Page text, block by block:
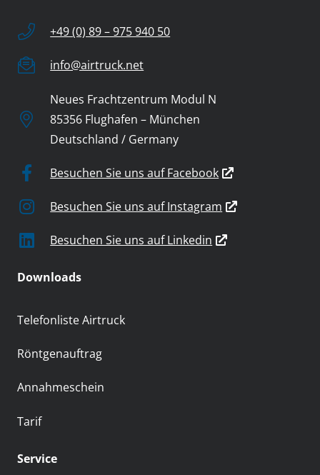
+49 (0) 89 – 975 940 50
info@airtruck.net
Neues Frachtzentrum Modul N
85356 Flughafen – München
Deutschland / Germany
Besuchen Sie uns auf Facebook
Besuchen Sie uns auf Instagram
Besuchen Sie uns auf Linkedin
Downloads
Telefonliste Airtruck
Röntgenauftrag
Annahmeschein
Tarif
Service